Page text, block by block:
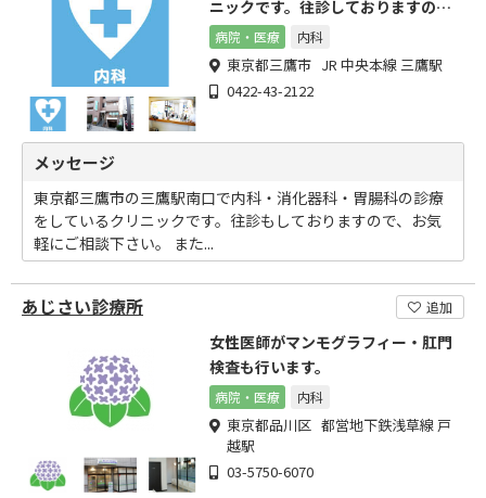
ニックです。往診しておりますの
で、お気軽にご相談ください。
病院・医療 内科
東京都三鷹市 JR 中央本線 三鷹駅
0422-43-2122
メッセージ
東京都三鷹市の三鷹駅南口で内科・消化器科・胃腸科の診療
をしているクリニックです。往診もしておりますので、お気
軽にご相談下さい。 また...
あじさい診療所 追加
女性医師がマンモグラフィー・肛門
検査も行います。
病院・医療 内科
東京都品川区 都営地下鉄浅草線 戸
越駅
03-5750-6070